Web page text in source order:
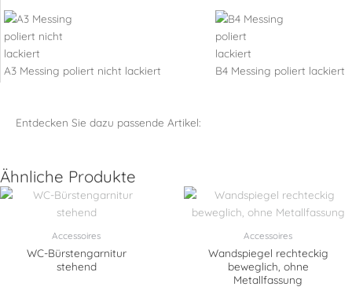
A3 Messing poliert nicht lackiert B4 Messing poliert lackiert
Entdecken Sie dazu passende Artikel:
Ähnliche Produkte
Accessoires
WC-Bürstengarnitur
stehend
Accessoires
Wandspiegel rechteckig
beweglich, ohne
Metallfassung